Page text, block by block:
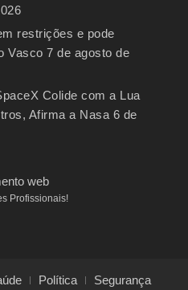
restrições e pode
Vasco 7 de agosto de
Colide com a Lua
Afirma a Nasa 6 de
Profissionais!
Política Segurança